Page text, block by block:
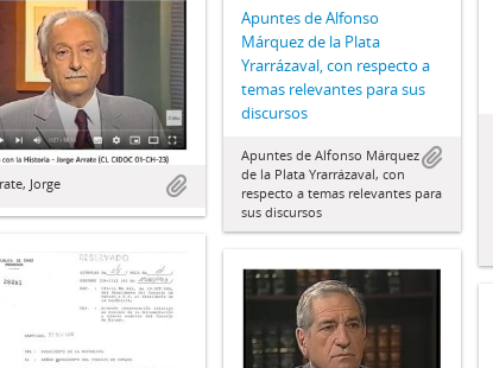
Apuntes de Alfonso
Márquez de la Plata
Yrarrázaval, con respecto a
temas relevantes para sus
discursos
Apuntes de Alfonso Márquez
de la Plata Yrarrázaval, con
respecto a temas relevantes para
sus discursos
Jorge